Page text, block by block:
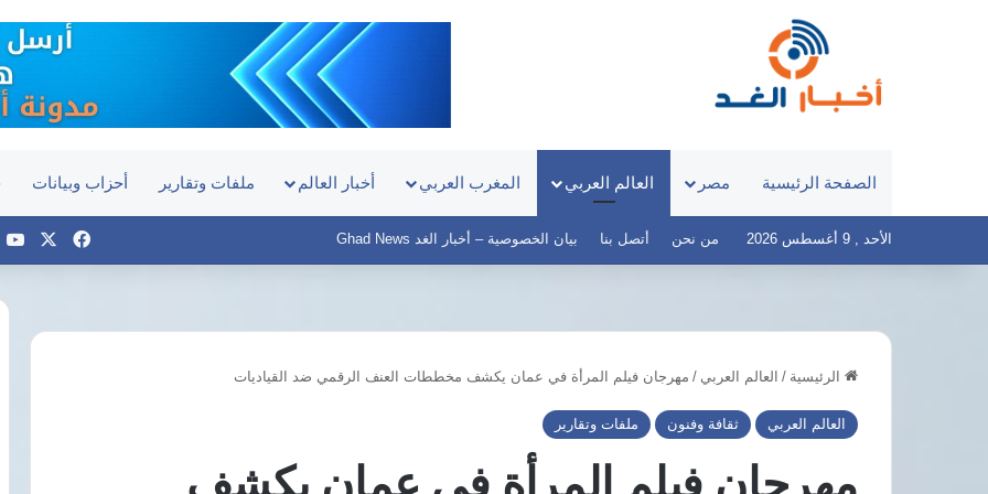
الصفحة الرئيسية مصر العالم العربي المغرب العربي أخبار العالم ملفات وتقارير أحزاب وبيانات
الأحد , 9 أغسطس 2026 من نحن أتصل بنا بيان الخصوصية – أخبار الغد Ghad News فيسبوك
الرئيسية / العالم العربي / مهرجان فيلم المرأة في عمان يكشف مخططات العنف الرقمي ضد القياديات
العالم العربي ثقافة وفنون ملفات وتقاريرالتنفيذي
لحزب
يوافق
تنظر
دعوى